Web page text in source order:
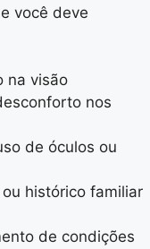
você deve
na visão
nos
de óculos ou
histórico familiar
de condições